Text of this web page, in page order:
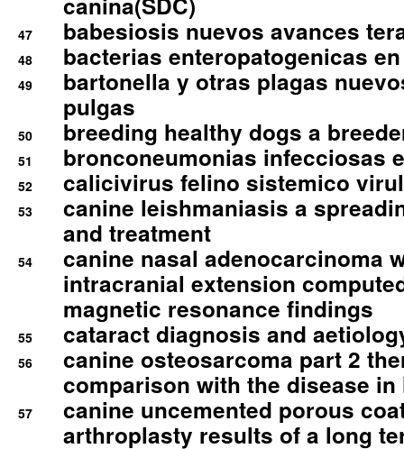
47 babesiosis nuevos avances
48 bacterias enteropatogenicas
49
bartonella y otras plagas
pulgas
50 breeding healthy dogs a
51 bronconeumonias infecciosas
52 calicivirus felino sistemico
53
canine leishmaniasis a
and treatment
54
canine nasal adenocarcinoma
intracranial extension
magnetic resonance findings
55 cataract diagnosis and
56
canine osteosarcoma part 2
comparison with the disease in
57
canine uncemented porous
arthroplasty results of a long